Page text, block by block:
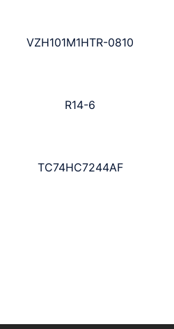
VZH101M1HTR-0810
R14-6
TC74HC7244AF